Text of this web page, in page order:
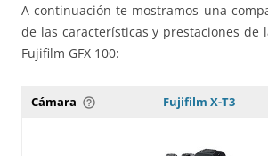
A continuación te mostramos una
de las características y prestaciones de
Fujifilm GFX 100:
Cámara help_outline Fujifilm X-T3